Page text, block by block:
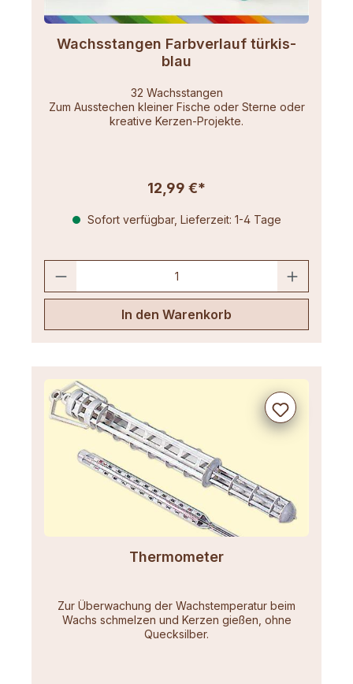
Wachsstangen Farbverlauf türkis-
blau
32 Wachsstangen
Zum Ausstechen kleiner Fische oder Sterne oder
kreative Kerzen-Projekte.
12,99 €*
Sofort verfügbar, Lieferzeit: 1-4 Tage
In den Warenkorb
Thermometer
Zur Überwachung der Wachstemperatur beim
Wachs schmelzen und Kerzen gießen, ohne
Quecksilber.